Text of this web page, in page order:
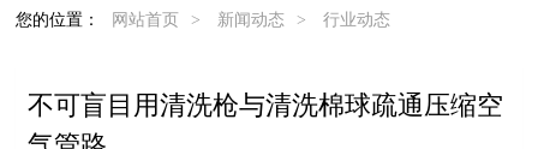
您的位置： 网站首页 > 新闻动态 > 行业动态
不可盲目用清洗枪与清洗棉球疏通压缩空